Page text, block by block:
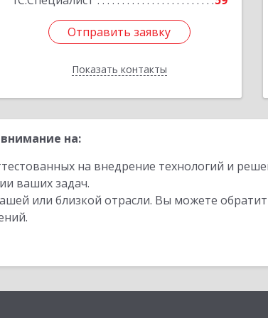
Отправить заявку
Показать контакты
Отправить заявку
Назад
на:
на внедрение технологий и
ваших задач.
или близкой отрасли. Вы можете